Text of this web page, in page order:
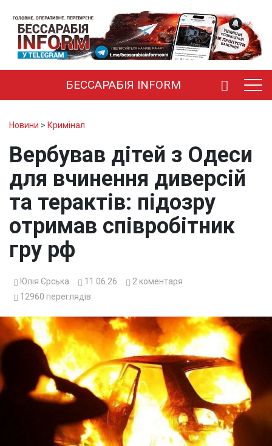
БЕССАРАБІЯ INFORM
Новини > Кримінал
Вербував дітей з Одеси
для вчинення диверсій
та терактів: підозру
отримав співробітник
гру рф
Юлія Єрська 11.06.26 2 коментаря
12960 переглядів